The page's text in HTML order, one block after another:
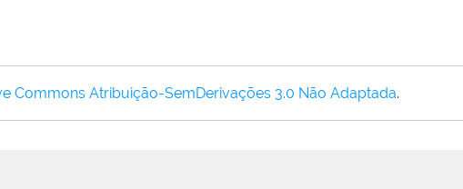
Commons Atribuição-SemDerivações 3.0 Não Adaptada.